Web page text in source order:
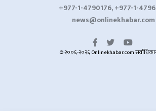
+977-1-4790176, +977-1-
news@onlinekhabar.com
© २००६-२०२६ Onlinekhabar.com